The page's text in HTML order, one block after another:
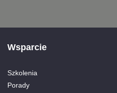
Wsparcie
Szkolenia
Porady